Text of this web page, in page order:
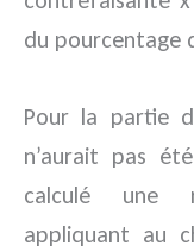
du pourcentage
Pour la partie
n’aurait pas
calculé une
appliquant au